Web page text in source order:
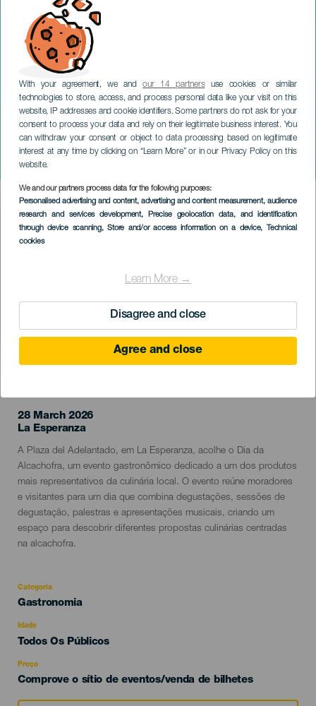
With your agreement, we andour 14 partnersuse cookies or similar
technologies to store, access, and process personal data like your visit on this
website, IP addresses and cookie identifiers. Some partners do not ask for your
consent to process your data and rely on their legitimate business interest. You
can withdraw your consent or object to data processing based on legitimate
interest at any time by clicking on “Learn More” or in our Privacy Policy on this
website.
We and our partners process data for the following purposes:
Personalised advertising and content, advertising and content measurement, audience
research and services development, Precise geolocation data, and identification
through device scanning, Store and/or access information on a device, Technical
cookies
Learn More →
Disagree and close
Agree and close
Dia da Alcachofra
TENERIFE
Imagen
Listado
28 March 2026
Localidad
La Esperanza
Descripción
del
evento
A Plaza del Adelantado, em La Esperanza, acolhe o Dia da
Alcachofra, um evento gastronômico dedicado a um dos produtos
mais representativos da culinária local. O evento reúne moradores
e visitantes para um dia que combina degustações, sessões de
degustação, palestras e apresentações musicais, criando um
espaço para descobrir diferentes propostas culinárias centradas
na alcachofra.
Categoria
Categoría
evento
Gastronomia
Idade
Edad
Todos Os Públicos
Preço
Comprove o sítio de eventos/venda de bilhetes